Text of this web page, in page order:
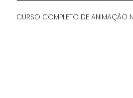
CURSO COMPLETO DE ANIMAÇÃO